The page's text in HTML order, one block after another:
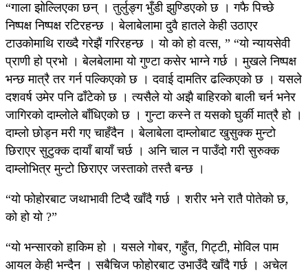
“गाला झोल्लिएका छन् । तुर्लुङ्ग भुँडी झुण्डिएको छ । गफै पिच्छे
निष्पक्ष निष्पक्ष रटिरहन्छ । बेलाबेलामा दुवै हातले केही उठाएर
टाउकोमाथि राख्दै गरेझैं गरिरहन्छ । यो को हो वत्स, ” “यो न्यायसेवी
प्राणी हो प्रभो । बेलबेलामा यो गुण्टा कसेर भाग्ने गर्छ । मुखले निष्पक्ष
भन्छ मात्रै तर गर्न पल्किएको छ । दवाई दामतिर ढल्किएको छ । यसले
दशवर्ष उमेर पनि ढाँटेको छ । त्यसैले यो अझै बाहिरको बाली चर्न भनेर
जागिरको दाम्लोले बाँधिएको छ । गुन्टा कस्ने त यसको घुर्की मात्रै हो ।
दाम्लो छोड्न मरी गए चाहँदैन । बेलाबेला दाम्लोबाट खुसुक्क मुन्टो
छिराएर सुटुक्क दायाँ बायाँ चर्छ । अनि चाल न पाउँदो गरी सुरुक्क
दाम्लोभित्र मुन्टो छिराएर जस्ताको तस्तै बन्छ ।
“यो फोहोरबाट जथाभावी टिप्दै खाँदै गर्छ । शरीर भने रातै पोतेको छ,
को हो यो ?”
“यो भन्सारको हाकिम हो । यसले गोबर, गहुँत, गिट्टी, मोविल पाम
आयल केही भन्दैन । सबैचिज फोहोरबाट उभाउँदै खाँदै गर्छ । अचेल